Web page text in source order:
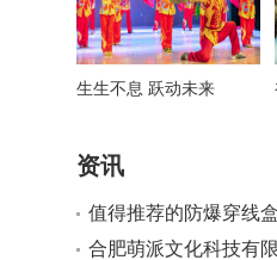
生生不息 跃动未来
资讯
值得推荐的防爆穿线
享
合肥萌派文化科技有